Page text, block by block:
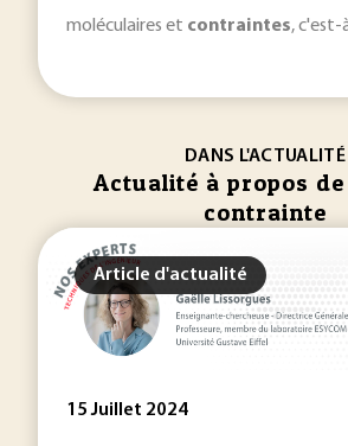
moléculaires et contraintes, c'est-
DANS L'ACTUALITÉ
Actualité à propos de
contrainte
Article d'actualité
15 Juillet 2024